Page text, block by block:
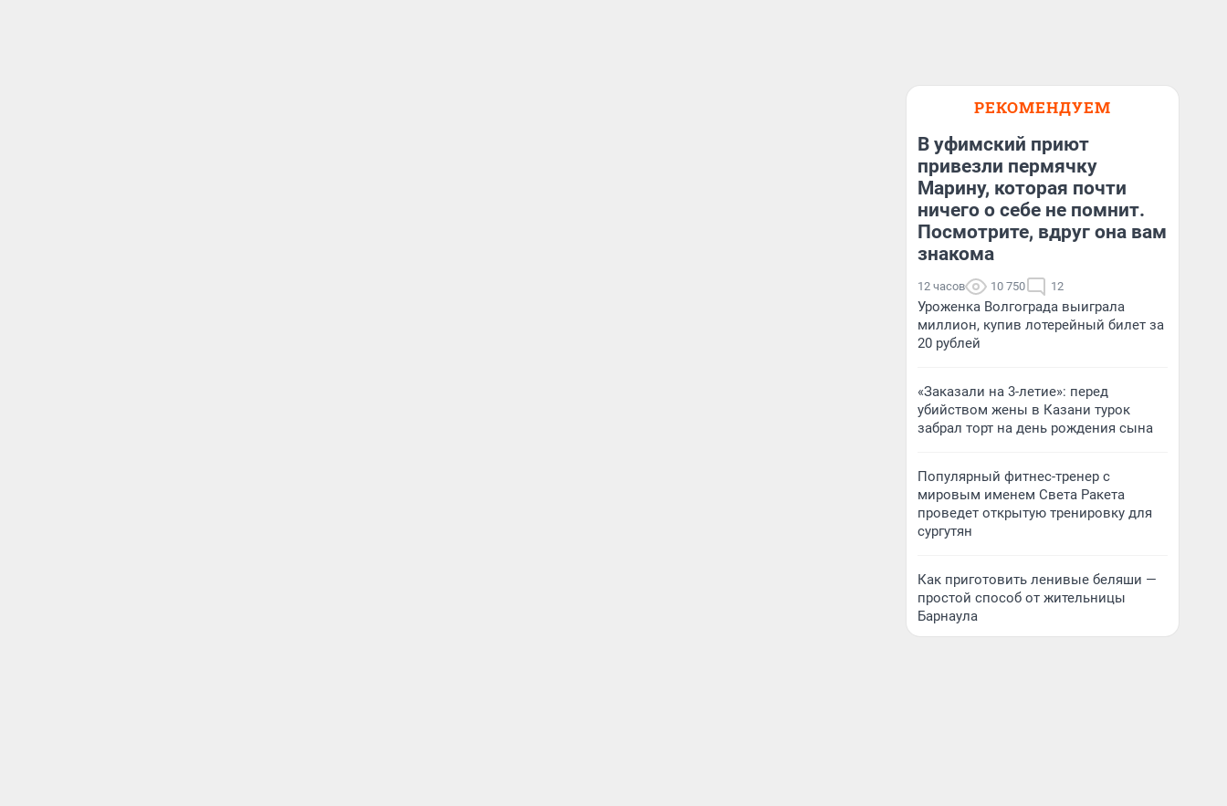
РЕКОМЕНДУЕМ
В уфимский приют
привезли пермячку
Марину, которая почти
ничего о себе не помнит.
Посмотрите, вдруг она вам
знакома
12 часов 10 750 12
Уроженка Волгограда выиграла
миллион, купив лотерейный билет за
20 рублей
«Заказали на 3-летие»: перед
убийством жены в Казани турок
забрал торт на день рождения сына
Популярный фитнес-тренер с
мировым именем Света Ракета
проведет открытую тренировку для
сургутян
Как приготовить ленивые беляши —
простой способ от жительницы
Барнаула